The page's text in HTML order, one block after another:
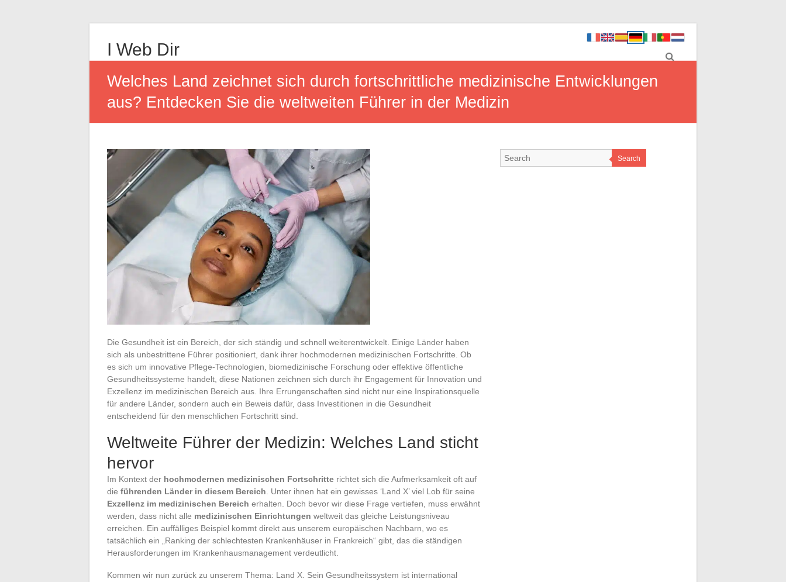
I Web Dir
Welches Land zeichnet sich durch fortschrittliche medizinische Entwicklungen
aus? Entdecken Sie die weltweiten Führer in der Medizin
Die Gesundheit ist ein Bereich, der sich ständig und schnell weiterentwickelt. Einige Länder haben
sich als unbestrittene Führer positioniert, dank ihrer hochmodernen medizinischen Fortschritte. Ob
es sich um innovative Pflege-Technologien, biomedizinische Forschung oder effektive öffentliche
Gesundheitssysteme handelt, diese Nationen zeichnen sich durch ihr Engagement für Innovation und
Exzellenz im medizinischen Bereich aus. Ihre Errungenschaften sind nicht nur eine Inspirationsquelle
für andere Länder, sondern auch ein Beweis dafür, dass Investitionen in die Gesundheit
entscheidend für den menschlichen Fortschritt sind.
Weltweite Führer der Medizin: Welches Land sticht
hervor
Im Kontext der hochmodernen medizinischen Fortschritte richtet sich die Aufmerksamkeit oft auf
die führenden Länder in diesem Bereich . Unter ihnen hat ein gewisses ‘Land X’ viel Lob für seine
Exzellenz im medizinischen Bereich erhalten. Doch bevor wir diese Frage vertiefen, muss erwähnt
werden, dass nicht alle medizinischen Einrichtungen weltweit das gleiche Leistungsniveau
erreichen. Ein auffälliges Beispiel kommt direkt aus unserem europäischen Nachbarn, wo es
tatsächlich ein „Ranking der schlechtesten Krankenhäuser in Frankreich“ gibt, das die ständigen
Herausforderungen im Krankenhausmanagement verdeutlicht.
Kommen wir nun zurück zu unserem Thema: Land X. Sein Gesundheitssystem ist international
Search